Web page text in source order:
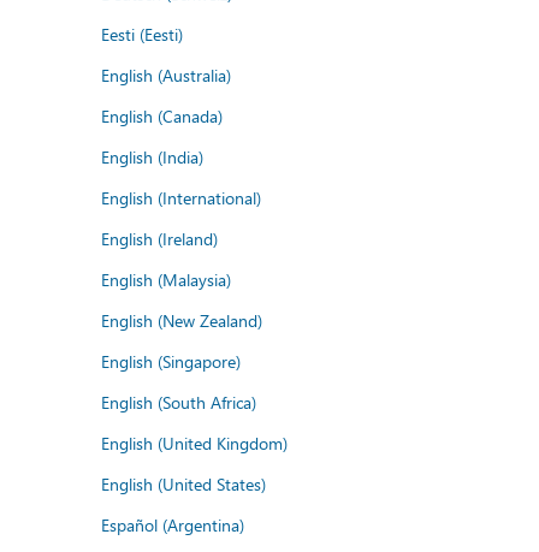
Eesti (Eesti)
English (Australia)
English (Canada)
English (India)
English (International)
English (Ireland)
English (Malaysia)
English (New Zealand)
English (Singapore)
English (South Africa)
English (United Kingdom)
English (United States)
Español (Argentina)